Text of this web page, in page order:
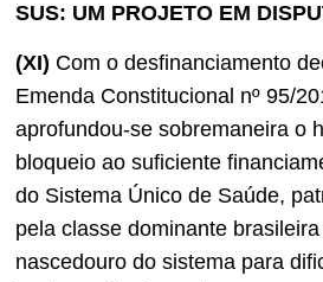
SUS: UM PROJETO EM
(XI) Com o desfinanciamento
Emenda Constitucional nº 95/
aprofundou-se sobremaneira o
bloqueio ao suficiente
do Sistema Único de Saúde,
pela classe dominante
nascedouro do sistema para